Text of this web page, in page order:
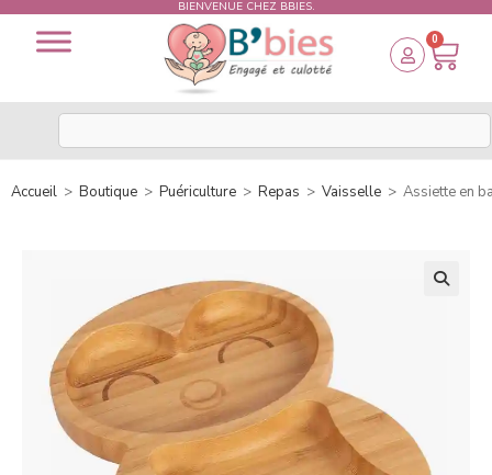
BIENVENUE CHEZ BBIES.
0
Accueil > Boutique > Puériculture > Repas > Vaisselle > Assiette en